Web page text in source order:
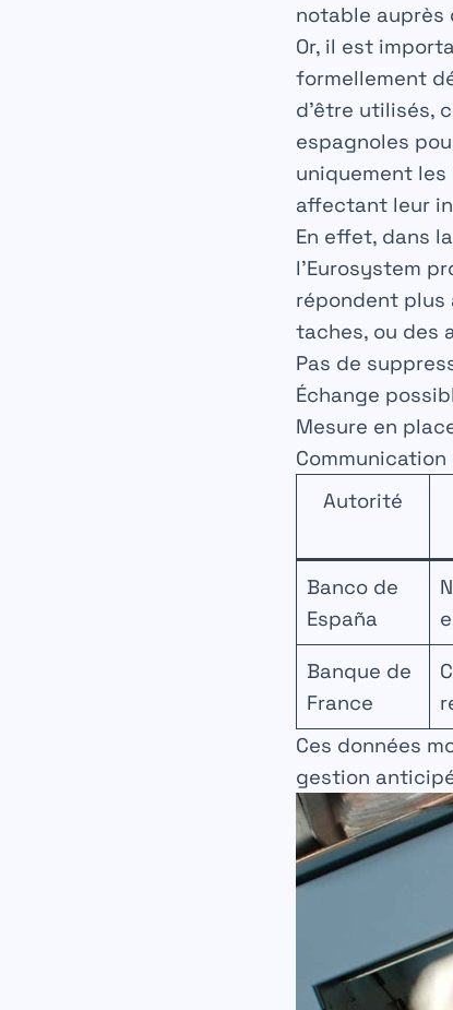
notable auprès
Or, il est
formellement
d’être utilisés,
espagnoles
uniquement
affectant leur
En effet, dans
l’Eurosystem
répondent plus
taches, ou des
Pas de
Échange
Mesure en
Autorité
Banco de
España
Banque de
France
Ces données
gestion